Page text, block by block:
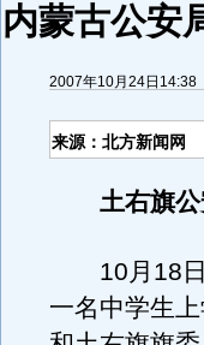
内蒙古公安
2007年10月24日14:38
来源：北方新闻网
土右旗
10月18日
一名中学生